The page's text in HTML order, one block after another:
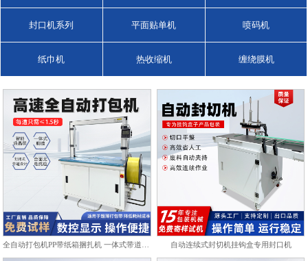
封口机系列 平面贴单机 喷码机
纸巾机 热收缩机 缠绕膜机
自动连续式封切机挂钩盒专用封口机